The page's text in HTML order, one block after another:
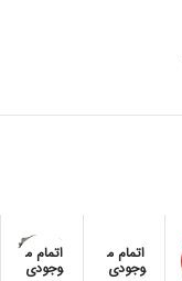
اتمام م
وجودی
اتمام م
وجودی